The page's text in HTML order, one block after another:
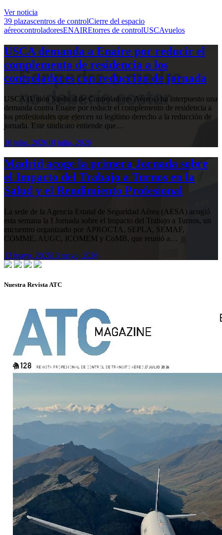
Ver noticia
39 plazascentros de controlCierre del espacio
aéreocontroladoresENAIREtorres de controlUSCAvuelos
USCA demanda a Enaire por reducir el
complemento de residencia a los
controladores con reducción de jornada
USCA (Unión Sindical de Controladores Aéreos) ha interpuesto una
demanda contra Enaire por reducir el complemento de residencia a
los profesionales que ejercen su legítimo derecho a la reducción de
jornada. Este sindicato entiende que…
10 julio, 202610 julio, 2026
Madrid acoge la primera Jornada sobre
el Impacto del Trabajo a Turnos en la
Salud y el Rendimiento Profesional
La sede de la Agencia Estatal de Seguridad Aérea (AESA) acogió
esta semana la I Jornada sobre el Impacto del Trabajo a Turnos, un
encuentro organizado por APROCTA, SEPLA, SEMAF,
COMME, AUGC, ICOMEM y CoMB, que reunió a…
13 mayo, 202613 mayo, 2026
Nuestra Revista ATC